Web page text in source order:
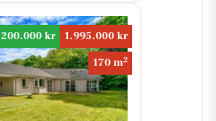
kr
1.995.000 kr
170 m2